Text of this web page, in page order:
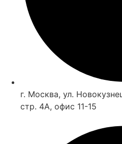
г. Москва, ул.
стр. 4А, офис 11-15